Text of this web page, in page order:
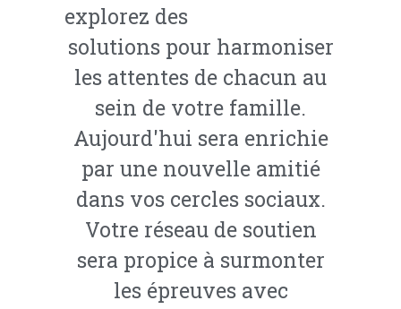
explorez des
solutions pour harmoniser
les attentes de chacun au
sein de votre famille.
Aujourd'hui sera enrichie
par une nouvelle amitié
dans vos cercles sociaux.
Votre réseau de soutien
sera propice à surmonter
les épreuves avec